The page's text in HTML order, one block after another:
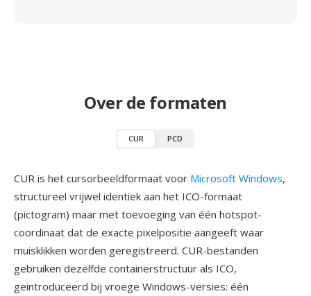
Over de formaten
CUR PCD
CUR is het cursorbeeldformaat voor Microsoft Windows,
structureel vrijwel identiek aan het ICO-formaat
(pictogram) maar met toevoeging van één hotspot-
coordinaat dat de exacte pixelpositie aangeeft waar
muisklikken worden geregistreerd. CUR-bestanden
gebruiken dezelfde containerstructuur als ICO,
geintroduceerd bij vroege Windows-versies: één